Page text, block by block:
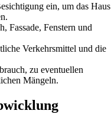
ein, um das Haus
Fassade, Fenstern und
Verkehrsmittel und die
zu eventuellen
Mängeln.